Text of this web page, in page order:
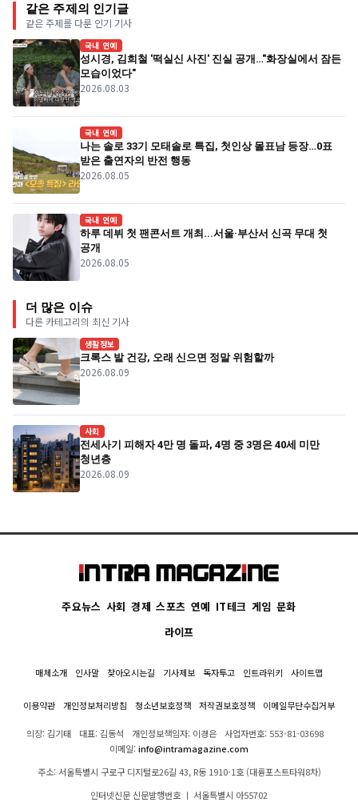
같은 주제의 인기글
같은 주제를 다룬 인기 기사
국내 연예
성시경, 김희철 '떡실신 사진' 진실 공개…"화장실에서 잠든
모습이었다"
2026.08.03
국내 연예
나는 솔로 33기 모태솔로 특집, 첫인상 몰표남 등장…0표
받은 출연자의 반전 행동
2026.08.05
국내 연예
하루 데뷔 첫 팬콘서트 개최...서울·부산서 신곡 무대 첫
공개
2026.08.05
더 많은 이슈
다른 카테고리의 최신 기사
생활정보
크록스 발 건강, 오래 신으면 정말 위험할까
2026.08.09
사회
전세사기 피해자 4만 명 돌파, 4명 중 3명은 40세 미만
청년층
2026.08.09
주요뉴스 사회 경제 스포츠 연예 IT테크 게임 문화
라이프
매체소개 인사말 찾아오시는길 기사제보 독자투고 인트라위키 사이트맵
이용약관 개인정보처리방침 청소년보호정책 저작권보호정책 이메일무단수집거부
의장: 김기태 대표: 김동석 개인정보책임자: 이경은
사업자번호: 553-81-03698
이메일:info@intramagazine.com
주소: 서울특별시 구로구 디지털로26길 43, R동 1910-1호 (대륭포스트타워8차)
인터넷신문 신문발행번호 ㅣ 서울특별시 아55702